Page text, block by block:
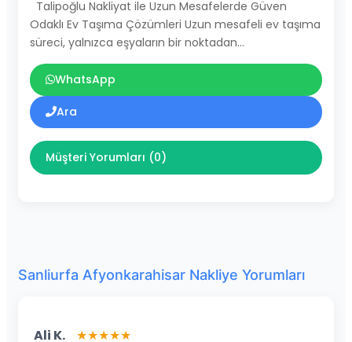
Talipoğlu Nakliyat ile Uzun Mesafelerde Güven
Odaklı Ev Taşıma Çözümleri Uzun mesafeli ev taşıma
süreci, yalnızca eşyaların bir noktadan…
WhatsApp
Ara
Müşteri Yorumları (0)
Sanliurfa Afyonkarahisar Nakliye Yorumları
Ali K. ★★★★★